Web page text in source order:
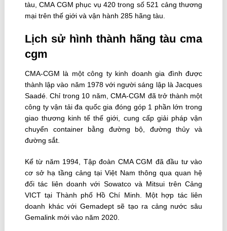
tàu, CMA CGM phục vụ 420 trong số 521 cảng thương
mại trên thế giới và vận hành 285 hãng tàu.
Lịch sử hình thành hãng tàu cma
cgm
CMA-CGM là một công ty kinh doanh gia đình được
thành lập vào năm 1978 với người sáng lập là Jacques
Saadé. Chỉ trong 10 năm, CMA-CGM đã trở thành một
công ty vận tải đa quốc gia đóng góp 1 phần lớn trong
giao thương kinh tế thế giới, cung cấp giải pháp vận
chuyển container bằng đường bộ, đường thủy và
đường sắt.
Kể từ năm 1994, Tập đoàn CMA CGM đã đầu tư vào
cơ sở hạ tầng cảng tại Việt Nam thông qua quan hệ
đối tác liên doanh với Sowatco và Mitsui trên Cảng
VICT tại Thành phố Hồ Chí Minh. Một hợp tác liên
doanh khác với Gemadept sẽ tạo ra cảng nước sâu
Gemalink mới vào năm 2020.